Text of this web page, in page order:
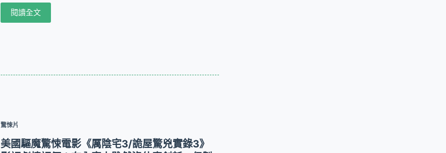
閱讀全文
驚悚片
美國驅魔驚悚電影《厲陰宅3/詭屋驚兇實錄3》